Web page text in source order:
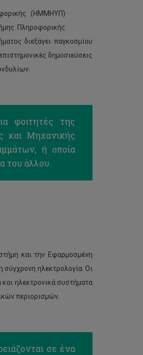
(ΗΜΜΗΥΠ)
Πληροφορικής
διεξάγει παγκοσμίου
δημοσιεύσεις
φοιτητές της
και Μηχανικής
ή οποία
του άλλου.
και την Εφαρμοσμένη
ηλεκτρολογία. Οι
και ηλεκτρονικά συστήματα
περιορισμών.
σε ένα